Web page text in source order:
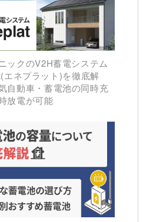
ックのV2H蓄電システム
エネプラット)を徹底解
自動車・蓄電池の同時充
放電が可能